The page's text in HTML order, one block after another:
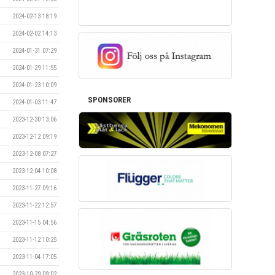
2024-02-13 18:19
2024-02-02 14:13
2024-01-31 07:29
2024-01-29 11:55
2024-01-23 10:09
2024-01-03 11:47
2023-12-30 13:06
2023-12-12 09:19
2023-12-08 07:27
2023-12-04 10:08
2023-11-27 09:16
2023-11-22 12:57
2023-11-15 04:56
2023-11-12 10:25
2023-11-04 17:05
SPONSORER